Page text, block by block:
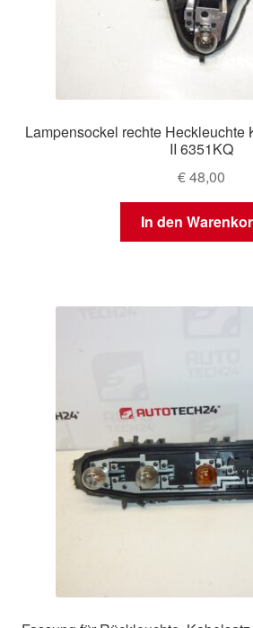
Lampensockel rechte Heckleuchte
II 6351KQ
€48,00
In den